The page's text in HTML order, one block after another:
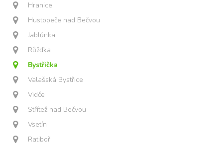
Hranice
Hustopeče nad Bečvou
Jablůnka
Růžďka
Bystřička
Valašská Bystřice
Vidče
Střítež nad Bečvou
Vsetín
Ratiboř